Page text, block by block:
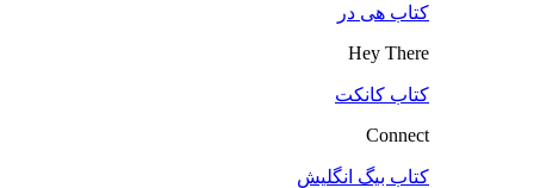
کتاب هی در
Hey There
کتاب کانکت
Connect
کتاب بیگ انگلیش